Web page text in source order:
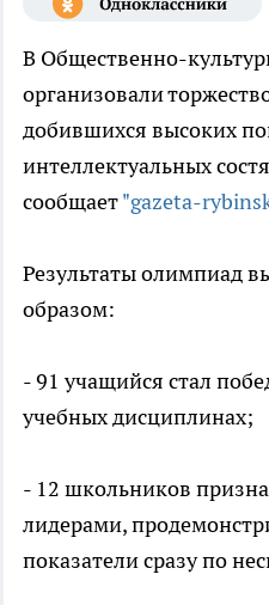
В Общественно-
организовали
добившихся высоких
интеллектуальных
сообщает"gazeta-
Результаты олимпиад
образом:
- 91 учащийся стал
учебных дисциплинах;
- 12 школьников
лидерами,
показатели сразу по